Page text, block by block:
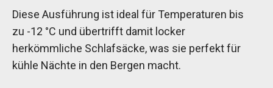
Diese Ausführung ist ideal für Temperaturen bis
zu -12 °C und übertrifft damit locker
herkömmliche Schlafsäcke, was sie perfekt für
kühle Nächte in den Bergen macht.